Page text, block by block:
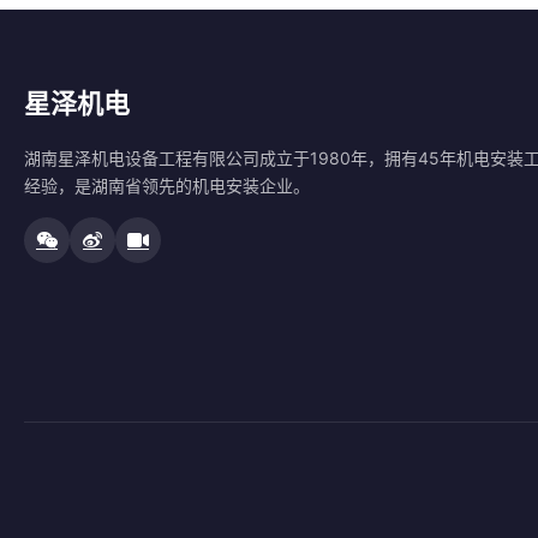
星泽机电
湖南星泽机电设备工程有限公司成立于1980年，拥有45年机电安装
经验，是湖南省领先的机电安装企业。